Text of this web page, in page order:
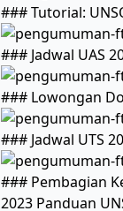
### Tutorial:
### Jadwal UAS
### Lowongan
### Jadwal UTS
### Pembagian
2023 Panduan